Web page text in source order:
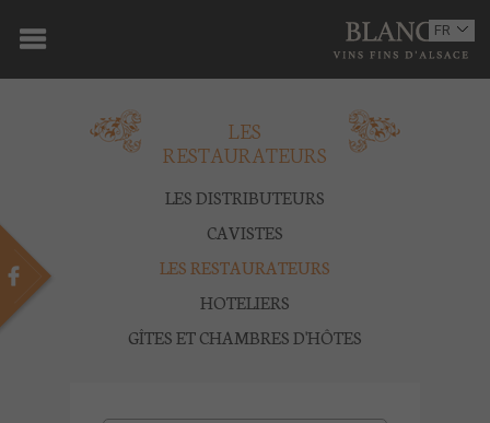
DOMAINE
OENOTOURISME
BOUTIQUE
PRESSE
FR
EN
LES
RESTAURATEURS
LES DISTRIBUTEURS
CAVISTES
LES RESTAURATEURS
HOTELIERS
GÎTES ET CHAMBRES D'HÔTES